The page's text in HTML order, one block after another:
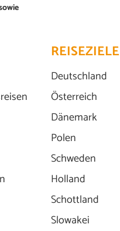
REISEZIELE
Deutschland
Österreich
Dänemark
Polen
Schweden
Holland
Schottland
Slowakei